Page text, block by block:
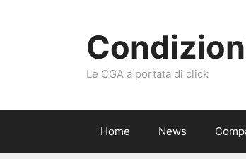
Le CGA a portata di click
Home News